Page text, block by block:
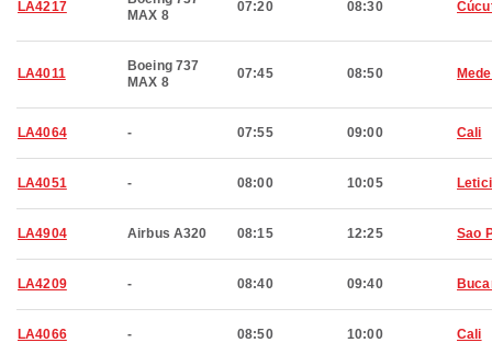
LA4217
MAX 8
07:20 08:30
LA4011
Boeing 737
MAX 8
07:45 08:50
LA4064 - 07:55 09:00 Cali
LA4051 - 08:00 10:05
LA4904 Airbus A320 08:15 12:25 Sao
LA4209 - 08:40 09:40
LA4066 - 08:50 10:00 Cali